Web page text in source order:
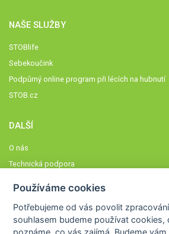
NAŠE SLUŽBY
STOBlife
Sebekoučink
Podpůrný online program při lécích na hubnutí
STOB.cz
DALŠÍ
O nás
Technická podpora
Členové STOBklubu
Zásady nakládání s osobními údaji
Používáme cookies
Potřebujeme od vás povolit
souhlasem budeme používat cookies,
poznáme,co vás zajímá . Budeme